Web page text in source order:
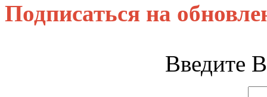
Подписаться на
Введите